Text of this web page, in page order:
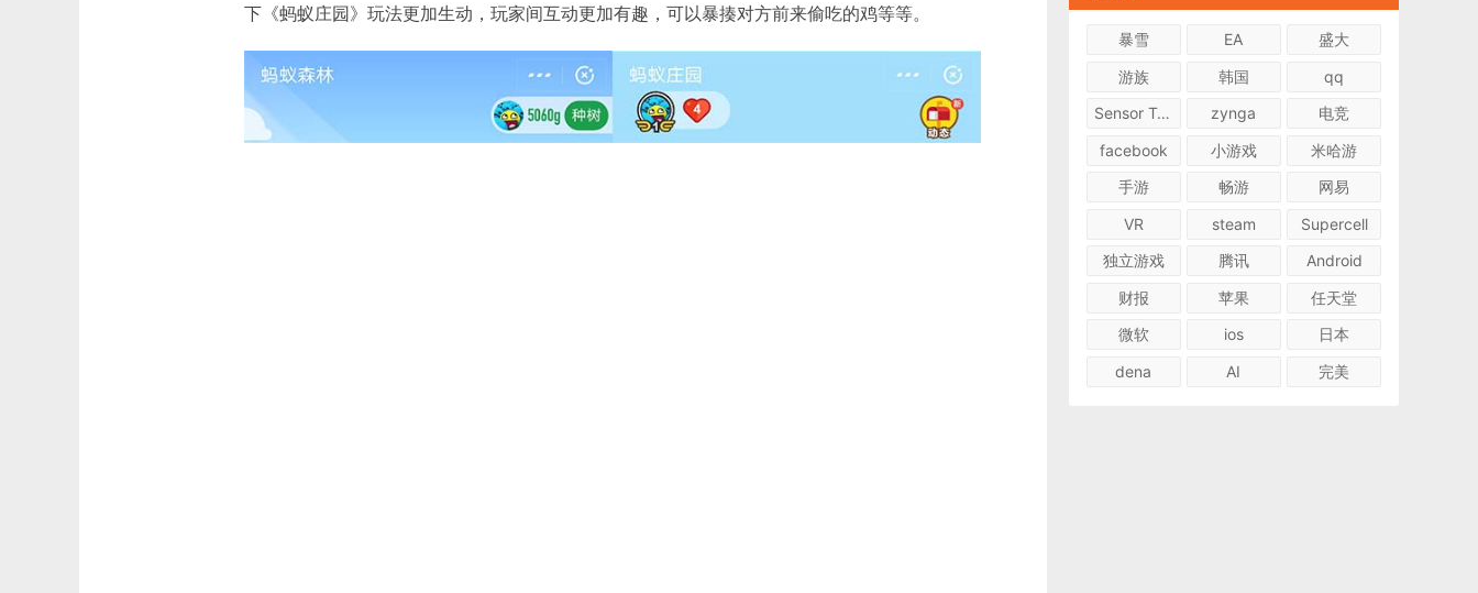
下《蚂蚁庄园》玩法更加生动，玩家间互动更加有趣，可以暴揍对方前来偷吃的鸡等等。
暴雪 EA
盛大
游族
韩国
qq
Sensor Tower
zynga
电竞
facebook
小游戏
米哈游
手游
畅游
网易
VR
steam
Supercell
独立游戏
腾讯
Android
财报
苹果
任天堂
微软
ios
日本
dena
AI 完美